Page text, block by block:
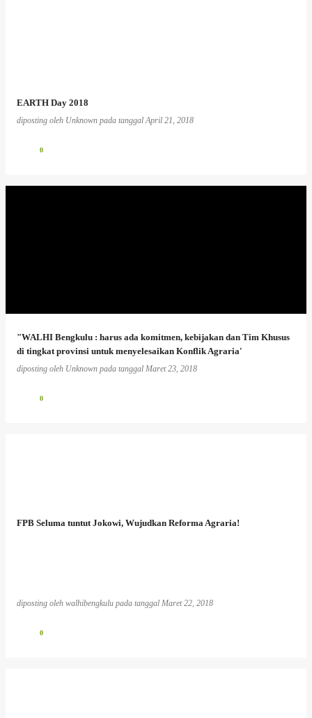
EARTH Day 2018
diposting oleh Unknown pada tanggalApril 21, 2018
0
"WALHI Bengkulu : harus ada komitmen, kebijakan dan Tim Khusus
di tingkat provinsi untuk menyelesaikan Konflik Agraria'
diposting oleh Unknown pada tanggal Maret 23, 2018
0
FPB Seluma tuntut Jokowi, Wujudkan Reforma Agraria!
diposting oleh walhibengkulu pada tanggal Maret 22, 2018
0